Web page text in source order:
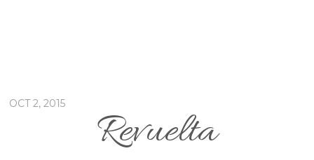
OCT 2, 2015
Revuelta